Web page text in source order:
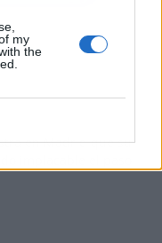
my
the
en Madrid que su